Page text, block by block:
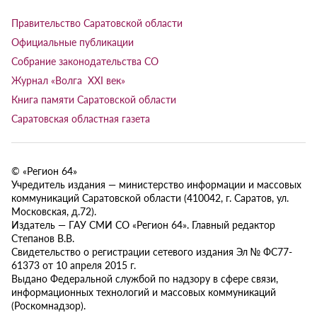
Правительство Саратовской области
Официальные публикации
Собрание законодательства СО
Журнал «Волга XXI век»
Книга памяти Саратовской области
Саратовская областная газета
© «Регион 64»
Учредитель издания — министерство информации и массовых
коммуникаций Саратовской области (410042, г. Саратов, ул.
Московская, д.72).
Издатель — ГАУ СМИ СО «Регион 64». Главный редактор
Степанов В.В.
Свидетельство о регистрации сетевого издания Эл № ФС77-
61373 от 10 апреля 2015 г.
Выдано Федеральной службой по надзору в сфере связи,
информационных технологий и массовых коммуникаций
(Роскомнадзор).